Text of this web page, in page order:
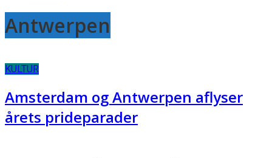
Antwerpen
KULTUR
Amsterdam og Antwerpen aflyser
årets prideparader